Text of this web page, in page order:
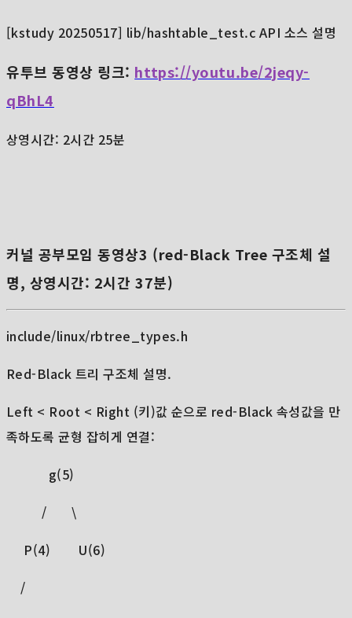
[kstudy 20250517] lib/hashtable_test.c API 소스 설명
유투브 동영상 링크: https://youtu.be/2jeqy-
qBhL4
상영시간: 2시간 25분
커널 공부모임 동영상3 (red-Black Tree 구조체 설
명, 상영시간: 2시간 37분)
include/linux/rbtree_types.h
Red-Black 트리 구조체 설명.
Left < Root < Right (키)값 순으로 red-Black 속성값을 만
족하도록 균형 잡히게 연결:
g(5)
/ \
P(4) U(6)
/